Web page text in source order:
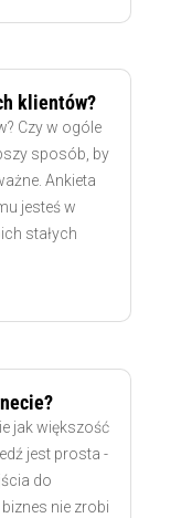
klientów?
Czy w ogóle
sposób, by
Ankieta
jesteś w
stałych
jak większość
jest prosta -
do
nie zrobi